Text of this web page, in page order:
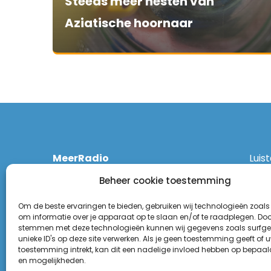
Beheer cookie toestemming
Om de beste ervaringen te bieden, gebruiken wij technologieën
om informatie over je apparaat op te slaan en/of te raadplegen.
stemmen met deze technologieën kunnen wij gegevens zoals
unieke ID's op deze site verwerken. Als je geen toestemming geeft of
toestemming intrekt, kan dit een nadelige invloed hebben op
en mogelijkheden.
Aziatische hoornaar
MeerRadio
2131 CT Hoofddorp
(023) 55 55 900
Disclaimer
Privacy Statement